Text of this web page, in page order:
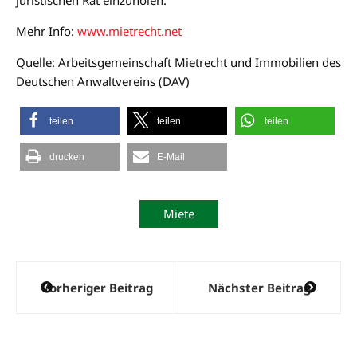
Mehr Info: www.mietrecht.net
Quelle: Arbeitsgemeinschaft Mietrecht und Immobilien des
Deutschen Anwaltvereins (DAV)
teilen teilen teilen
drucken E-Mail
Miete
Beitragsnavigation
Vorheriger Beitrag Nächster Beitrag